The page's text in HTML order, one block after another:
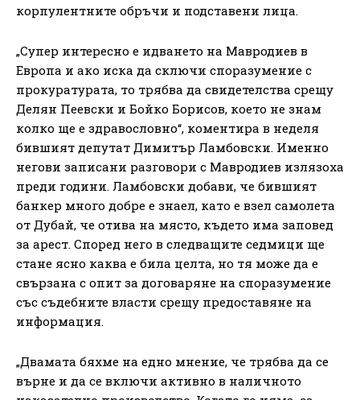
корпулентните обръчи и подставени лица.
„Супер интересно е идването на Мавродиев в
Европа и ако иска да сключи споразумение с
прокуратурата, то трябва да свидетелства срещу
Делян Пеевски и Бойко Борисов, което не знам
колко ще е здравословно“, коментира в неделя
бившият депутат Димитър Ламбовски. Именно
негови записани разговори с Мавродиев излязоха
преди години. Ламбовски добави, че бившият
банкер много добре е знаел, като е взел самолета
от Дубай, че отива на място, където има заповед
за арест. Според него в следващите седмици ще
стане ясно каква е била целта, но тя може да е
свързана с опит за договаряне на споразумение
със съдебните власти срещу предоставяне на
информация.
„Двамата бяхме на едно мнение, че трябва да се
върне и да се включи активно в наличното